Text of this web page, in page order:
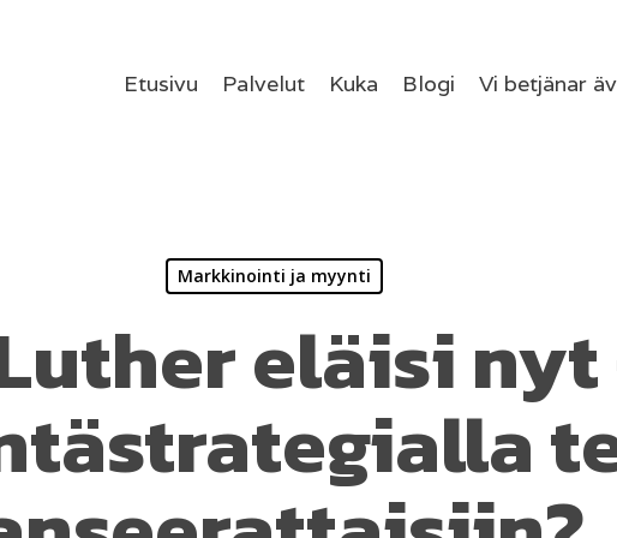
Etusivu Palvelut Kuka Blogi Vi betjänar
Markkinointi ja myynti
eläisi